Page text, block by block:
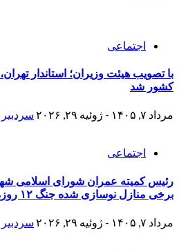
اجتماعی
با تصویب هیئت وزیران؛ استاندار
کشور شد
مرداد ۷, ۱۴۰۵ - ژوئیه ۲۹, ۲۰۲۶ سردبیر
اجتماعی
رئیس کمیته عمران شورای اسلامی
برخی منازل نوسازی شده جنگ ۱۲ روزه در تهران تا پایان سال
مرداد ۷, ۱۴۰۵ - ژوئیه ۲۹, ۲۰۲۶ سردبیر